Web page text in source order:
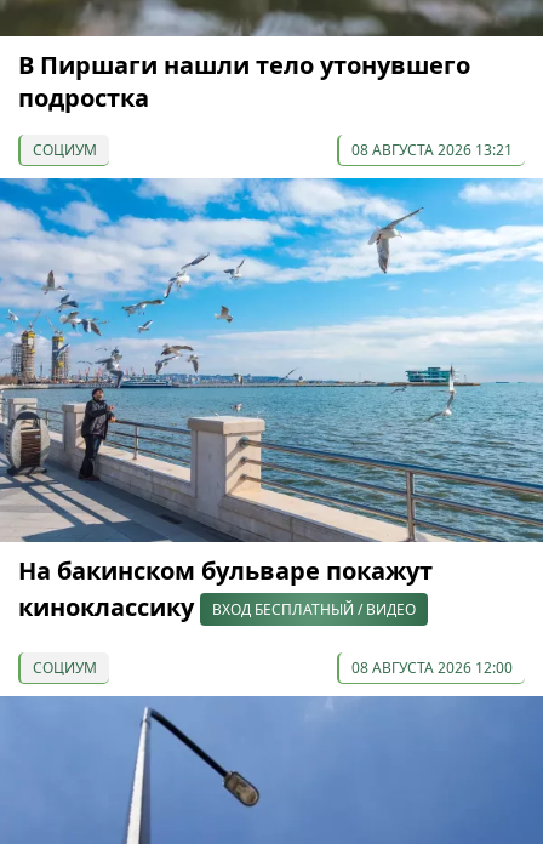
В Пиршаги нашли тело утонувшего
подростка
СОЦИУМ 08 АВГУСТА 2026 13:21
На бакинском бульваре покажут
киноклассику
ВХОД БЕСПЛАТНЫЙ / ВИДЕО
СОЦИУМ 08 АВГУСТА 2026 12:00